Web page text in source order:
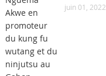
juin 01, 2022